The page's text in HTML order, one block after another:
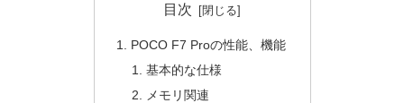
目次
POCO F7 Proの性能、機能
基本的な仕様
メモリ関連